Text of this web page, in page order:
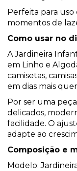
Perfeita para uso
momentos de
Como usar no
A Jardineira
em Linho e
camisetas,
em dias mais
Por ser uma
delicados,
facilidade. O
adapte ao
Composição e
Modelo: